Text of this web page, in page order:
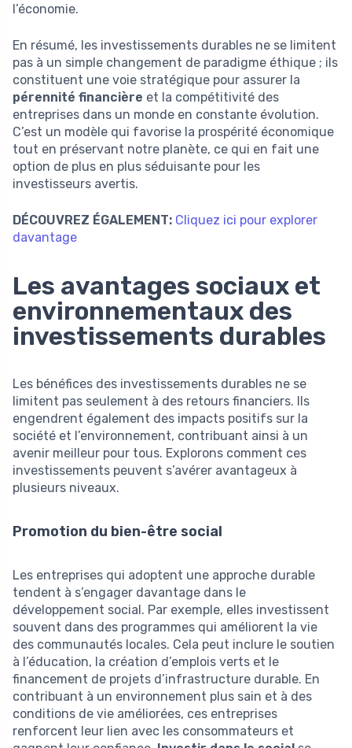
l’économie.
En résumé, les investissements durables ne se limitent
pas à un simple changement de paradigme éthique ; ils
constituent une voie stratégique pour assurer la
pérennité financière et la compétitivité des
entreprises dans un monde en constante évolution.
C’est un modèle qui favorise la prospérité économique
tout en préservant notre planète, ce qui en fait une
option de plus en plus séduisante pour les
investisseurs avertis.
DÉCOUVREZ ÉGALEMENT: Cliquez ici pour explorer
davantage
Les avantages sociaux et
environnementaux des
investissements durables
Les bénéfices des investissements durables ne se
limitent pas seulement à des retours financiers. Ils
engendrent également des impacts positifs sur la
société et l’environnement, contribuant ainsi à un
avenir meilleur pour tous. Explorons comment ces
investissements peuvent s’avérer avantageux à
plusieurs niveaux.
Promotion du bien-être social
Les entreprises qui adoptent une approche durable
tendent à s’engager davantage dans le
développement social. Par exemple, elles investissent
souvent dans des programmes qui améliorent la vie
des communautés locales. Cela peut inclure le soutien
à l’éducation, la création d’emplois verts et le
financement de projets d’infrastructure durable. En
contribuant à un environnement plus sain et à des
conditions de vie améliorées, ces entreprises
renforcent leur lien avec les consommateurs et